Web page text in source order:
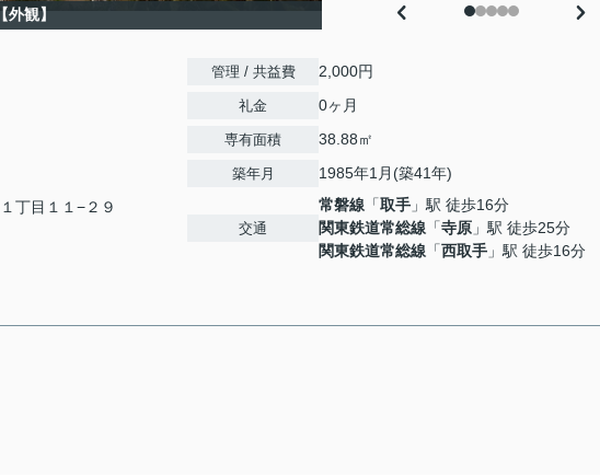
【外観】
１丁目１１−２９
管理 / 共益費 2,000円
礼金 0ヶ月
専有面積 38.88㎡
築年月 1985年1月(築41年)
交通
常磐線 「取手 」駅 徒歩16分
関東鉄道常総線 「寺原 」駅 徒歩25分
関東鉄道常総線 「西取手 」駅 徒歩16分